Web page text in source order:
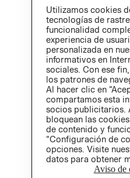
Utilizamos cookies
tecnologías de
funcionalidad
experiencia de
personalizada en
informativos en
sociales. Con ese
los patrones de
Al hacer clic en
compartamos esta
socios publicitarios.
bloquean las
de contenido y
“Configuración de
opciones. Visite
datos para obtener
Aviso de